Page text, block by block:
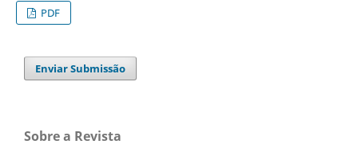
PDF
Enviar Submissão
Sobre a Revista